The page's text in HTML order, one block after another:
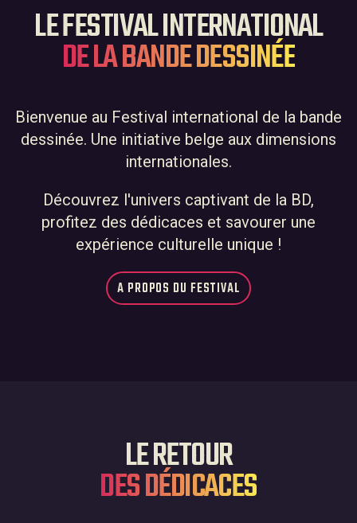
LE FESTIVAL INTERNATIONAL
DE LA BANDE DESSINÉE
Bienvenue au Festival international de la bande
dessinée. Une initiative belge aux dimensions
internationales.
Découvrez l'univers captivant de la BD,
profitez des dédicaces et savourer une
expérience culturelle unique !
A PROPOS DU FESTIVAL
LE RETOUR
DES DÉDICACES